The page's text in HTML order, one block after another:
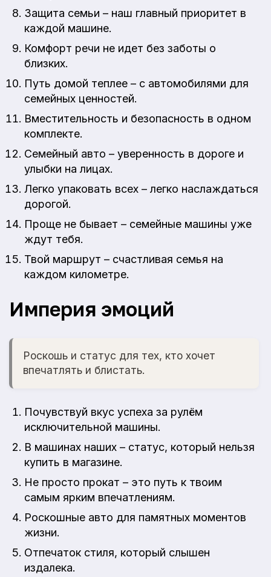
Защита семьи – наш главный приоритет в
каждой машине.
Комфорт речи не идет без заботы о
близких.
Путь домой теплее – с автомобилями для
семейных ценностей.
Вместительность и безопасность в одном
комплекте.
Семейный авто – уверенность в дороге и
улыбки на лицах.
Легко упаковать всех – легко наслаждаться
дорогой.
Проще не бывает – семейные машины уже
ждут тебя.
Твой маршрут – счастливая семья на
каждом километре.
Империя эмоций
Роскошь и статус для тех, кто хочет
впечатлять и блистать.
Почувствуй вкус успеха за рулём
исключительной машины.
В машинах наших – статус, который нельзя
купить в магазине.
Не просто прокат – это путь к твоим
самым ярким впечатлениям.
Роскошные авто для памятных моментов
жизни.
Отпечаток стиля, который слышен
издалека.